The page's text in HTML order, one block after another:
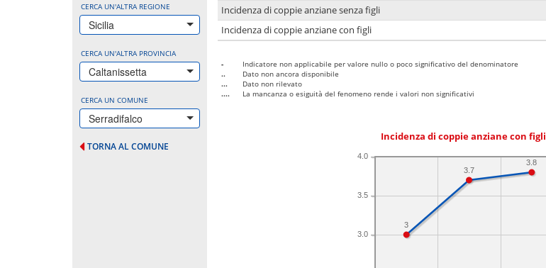
CERCA UN'ALTRA REGIONE
Sicilia
CERCA UN'ALTRA PROVINCIA
Caltanissetta
CERCA UN COMUNE
Serradifalco
TORNA AL COMUNE
Incidenza di coppie anziane senza figli
Incidenza di coppie anziane con figli
-
Indicatore non applicabile per valore nullo o poco significativo del denominatore
..
Dato non ancora disponibile
...
Dato non rilevato
....
La mancanza o esiguità del fenomeno rende i valori non significativi
Incidenza di coppie anziane con figli
3.0
3.5
4.0
3.8
3.7
3